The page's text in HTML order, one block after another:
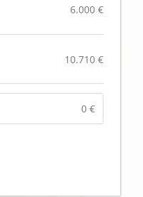
6.000 €
10.710 €